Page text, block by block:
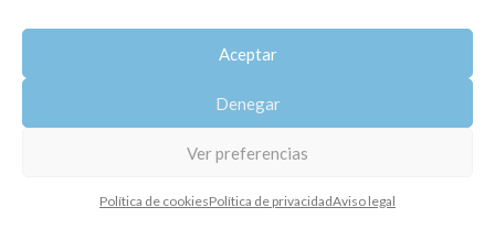
Aceptar
Denegar
Ver preferencias
Política de cookiesPolítica de privacidadAviso legal